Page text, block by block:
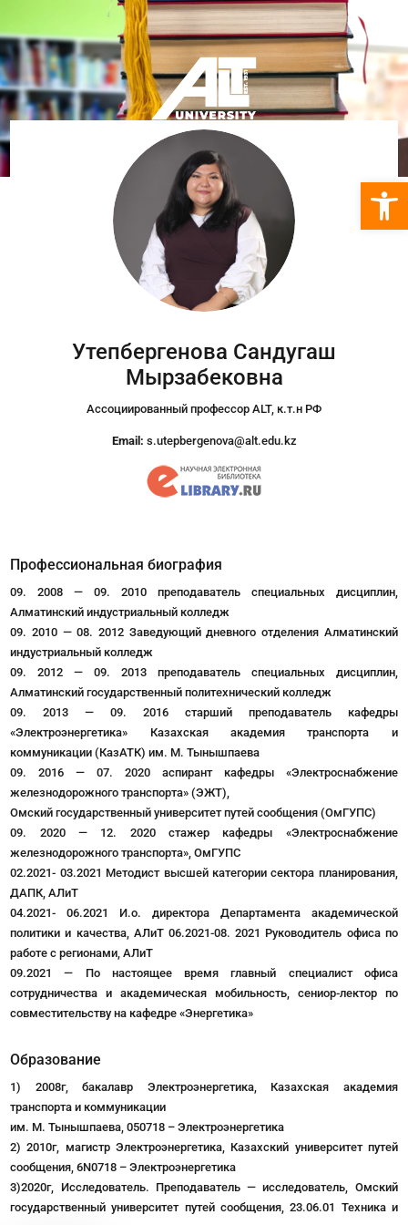
Утепбергенова Сандугаш
Мырзабековна
Ассоциированный профессор ALT, к.т.н РФ
Email: s.utepbergenova@alt.edu.kz
Профессиональная биография
09. 2008 — 09. 2010 преподаватель специальных дисциплин,
Алматинский индустриальный колледж
09. 2010 — 08. 2012 Заведующий дневного отделения Алматинский
индустриальный колледж
09. 2012 — 09. 2013 преподаватель специальных дисциплин,
Алматинский государственный политехнический колледж
09. 2013 — 09. 2016 старший преподаватель кафедры
«Электроэнергетика» Казахская академия транспорта и
коммуникации (КазАТК) им. М. Тынышпаева
09. 2016 — 07. 2020 аспирант кафедры «Электроснабжение
железнодорожного транспорта» (ЭЖТ),
Омский государственный университет путей сообщения (ОмГУПС)
09. 2020 — 12. 2020 стажер кафедры «Электроснабжение
железнодорожного транспорта», ОмГУПС
02.2021- 03.2021 Методист высшей категории сектора планирования,
ДАПК, АЛиТ
04.2021- 06.2021 И.о. директора Департамента академической
политики и качества, АЛиТ 06.2021-08. 2021 Руководитель офиса по
работе с регионами, АЛиТ
09.2021 — По настоящее время главный специалист офиса
сотрудничества и академическая мобильность, сениор-лектор по
совместительству на кафедре «Энергетика»
Образование
1) 2008г, бакалавр Электроэнергетика, Казахская академия
транспорта и коммуникации
им. М. Тынышпаева, 050718 – Электроэнергетика
2) 2010г, магистр Электроэнергетика, Казахский университет путей
сообщения, 6N0718 – Электроэнергетика
3)2020г, Исследователь. Преподаватель — исследователь, Омский
государственный университет путей сообщения, 23.06.01 Техника и